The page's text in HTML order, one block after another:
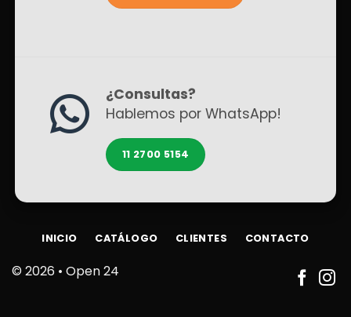
¿Consultas?
Hablemos por WhatsApp!
11 2700 5154
© 2026 • Open 24
INICIO CATÁLOGO CLIENTES CONTACTO